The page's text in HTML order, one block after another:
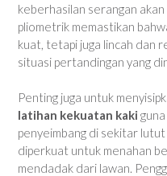
keberhasilan serangan
pliometrik memastikan
kuat, tetapi juga lincah dan
situasi pertandingan yang
Penting juga untuk
latihan kekuatan kaki
penyeimbang di sekitar
diperkuat untuk menahan
mendadak dari lawan.